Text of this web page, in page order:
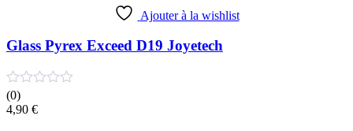
Ajouter à la wishlist
Glass Pyrex Exceed D19 Joyetech
(0)
4,90 €